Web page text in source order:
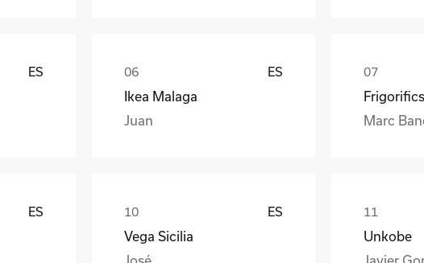
ES ES
Ikea Malaga
Juan
Marc
ES ES
Vega Sicilia
Unkobe